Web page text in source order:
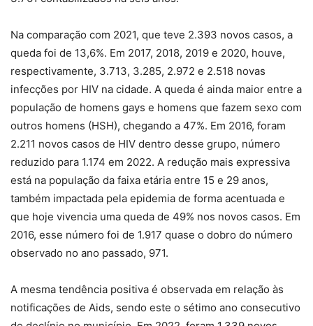
Na comparação com 2021, que teve 2.393 novos casos, a
queda foi de 13,6%. Em 2017, 2018, 2019 e 2020, houve,
respectivamente, 3.713, 3.285, 2.972 e 2.518 novas
infecções por HIV na cidade. A queda é ainda maior entre a
população de homens gays e homens que fazem sexo com
outros homens (HSH), chegando a 47%. Em 2016, foram
2.211 novos casos de HIV dentro desse grupo, número
reduzido para 1.174 em 2022. A redução mais expressiva
está na população da faixa etária entre 15 e 29 anos,
também impactada pela epidemia de forma acentuada e
que hoje vivencia uma queda de 49% nos novos casos. Em
2016, esse número foi de 1.917 quase o dobro do número
observado no ano passado, 971.
A mesma tendência positiva é observada em relação às
notificações de Aids, sendo este o sétimo ano consecutivo